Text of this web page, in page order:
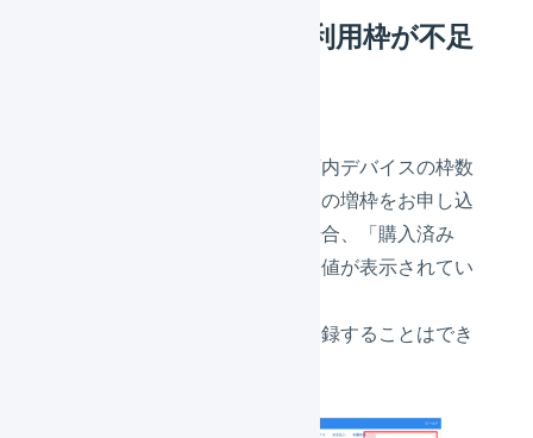
購入済みのデバイス利用枠が不足
新規登録時に、「利用可能な庫内デバイスの枠数
を超えています。庫内デバイスの増枠をお申し込
みください。」と表示された場合、「購入済み
（今月）」と「利用中」に同じ値が表示されてい
このとき庫内デバイスを新規登録することはでき